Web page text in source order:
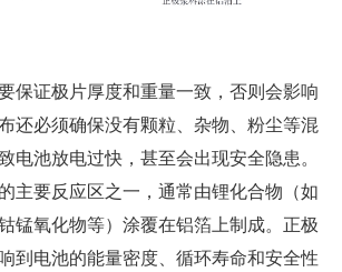
保证极片厚度和重量一致，否则会影响
还必须确保没有颗粒、杂物、粉尘等混
电池放电过快，甚至会出现安全隐患。
主要反应区之一，通常由锂化合物（如
锰氧化物等）涂覆在铝箔上制成。正极
到电池的能量密度、循环寿命和安全性